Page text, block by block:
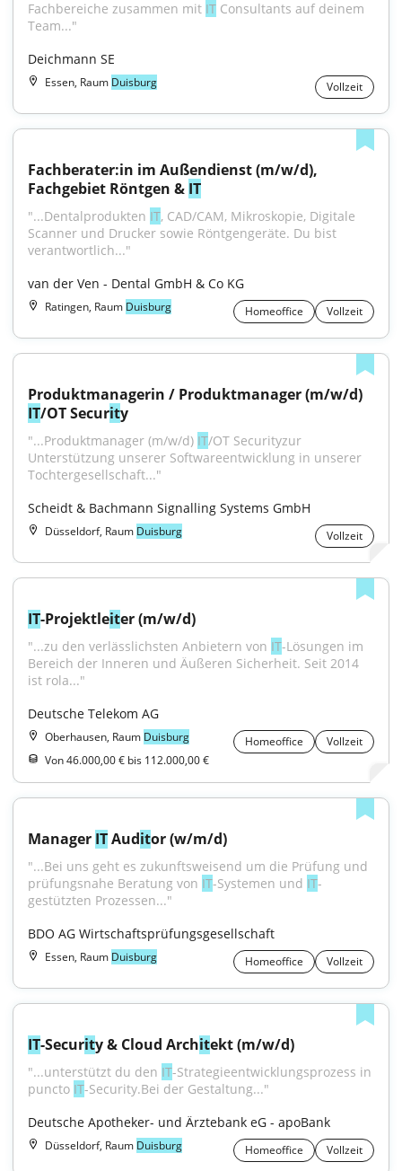
Fachbereiche zusammen mit IT Consultants auf deinem
Team..."
Deichmann SE
Essen, Raum Duisburg Vollzeit
Fachberater:in im Außendienst (m/w/d),
Fachgebiet Röntgen & IT
"...Dentalprodukten IT, CAD/CAM, Mikroskopie, Digitale
Scanner und Drucker sowie Röntgengeräte. Du bist
verantwortlich..."
van der Ven - Dental GmbH & Co KG
Ratingen, Raum Duisburg Homeoffice Vollzeit
IT/OT Security
"...Produktmanager (m/w/d) IT/OT Securityzur
Unterstützung unserer Softwareentwicklung in unserer
Tochtergesellschaft..."
Scheidt & Bachmann Signalling Systems GmbH
Düsseldorf, Raum Duisburg Vollzeit
IT-Projektleiter (m/w/d)
"...zu den verlässlichsten Anbietern von IT-Lösungen im
Bereich der Inneren und Äußeren Sicherheit. Seit 2014
ist rola..."
Deutsche Telekom AG
Oberhausen, Raum Duisburg Homeoffice
Vollzeit
Von 46.000,00 € bis 112.000,00 €
Manager IT Auditor (w/m/d)
"...Bei uns geht es zukunftsweisend um die Prüfung und
prüfungsnahe Beratung von IT-Systemen und IT-
gestützten Prozessen..."
BDO AG Wirtschaftsprüfungsgesellschaft
Essen, Raum Duisburg Homeoffice Vollzeit
IT-Security & Cloud Architekt (m/w/d)
"...unterstützt du den IT-Strategieentwicklungsprozess in
puncto IT-Security.Bei der Gestaltung..."
Deutsche Apotheker- und Ärztebank eG - apoBank
Düsseldorf, Raum Duisburg Homeoffice Vollzeit